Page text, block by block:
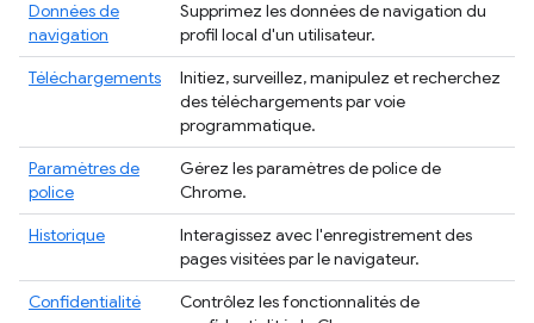
Données de
navigation
Supprimez les données de navigation du
profil local d'un utilisateur.
Téléchargements
Initiez, surveillez, manipulez et recherchez
des téléchargements par voie
programmatique.
Paramètres de
police
Gérez les paramètres de police de
Chrome.
Historique
Interagissez avec l'enregistrement des
pages visitées par le navigateur.
Confidentialité
Contrôlez les fonctionnalités de